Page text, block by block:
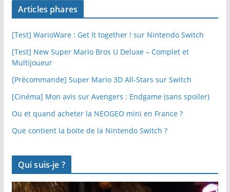
Articles phares
[Test] WarioWare : Get It together ! sur Nintendo Switch
[Test] New Super Mario Bros U Deluxe – Complet et
Multijoueur
[Précommande] Super Mario 3D All-Stars sur Switch
[Cinéma] Mon avis sur Avengers : Endgame (sans spoiler)
Ou et quand acheter la NEOGEO mini en France ?
Que contient la boite de la Nintendo Switch ?
Qui suis-je ?